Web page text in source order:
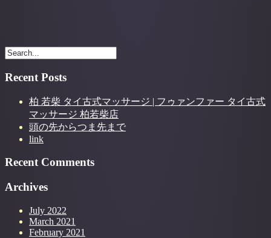
Recent Posts
柏 若柴 タイ古式マッサージ | フゥァンファー タイ古式
マッサージ 柏若柴店
頭の先からつま先まで
link
Recent Comments
Archives
July 2022
March 2021
February 2021